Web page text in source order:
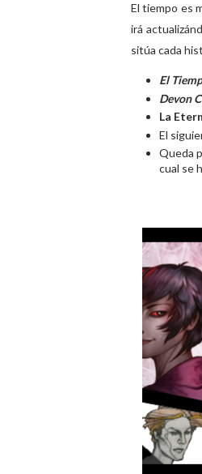
El tiempo es
irá
sitúa cada
El
Devon
La
El
Queda
cual se